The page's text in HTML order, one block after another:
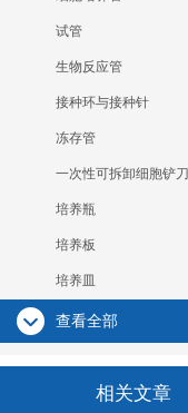
试管
生物反应管
接种环与接种针
冻存管
一次性可拆卸细胞铲刀
培养瓶
培养板
培养皿
查看全部
相关文章